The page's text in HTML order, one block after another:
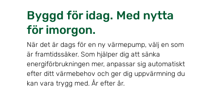
Byggd för idag. Med nytta
för imorgon.
När det är dags för en ny värmepump, välj en som
är framtidssäker. Som hjälper dig att sänka
energiförbrukningen mer, anpassar sig automatiskt
efter ditt värmebehov och ger dig uppvärmning du
kan vara trygg med. År efter år.